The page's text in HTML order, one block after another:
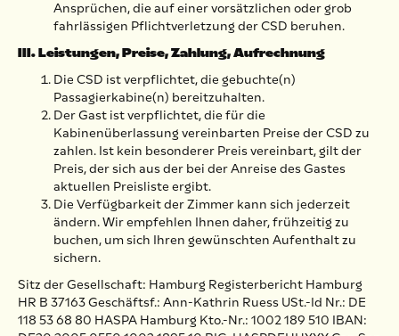
Ansprüchen, die auf einer vorsätzlichen oder grob
fahrlässigen Pflichtverletzung der CSD beruhen.
III. Leistungen, Preise, Zahlung, Aufrechnung
Die CSD ist verpflichtet, die gebuchte(n)
Passagierkabine(n) bereitzuhalten.
Der Gast ist verpflichtet, die für die
Kabinenüberlassung vereinbarten Preise der CSD zu
zahlen. Ist kein besonderer Preis vereinbart, gilt der
Preis, der sich aus der bei der Anreise des Gastes
aktuellen Preisliste ergibt.
Die Verfügbarkeit der Zimmer kann sich jederzeit
ändern. Wir empfehlen Ihnen daher, frühzeitig zu
buchen, um sich Ihren gewünschten Aufenthalt zu
sichern.
Sitz der Gesellschaft: Hamburg Registerbericht Hamburg
HR B 37163 Geschäftsf.: Ann-Kathrin Ruess USt.-Id Nr.: DE
118 53 68 80 HASPA Hamburg Kto.-Nr.: 1002 189 510 IBAN: